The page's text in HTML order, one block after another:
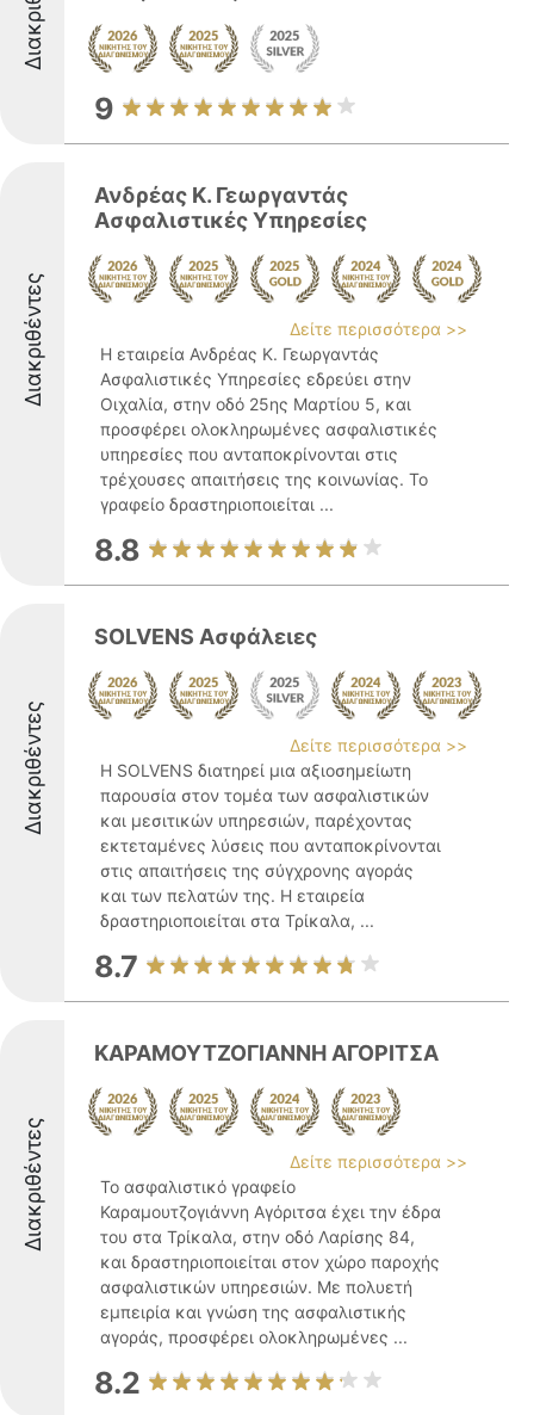
9
Διακριθέντες
Ανδρέας Κ. Γεωργαντάς
Ασφαλιστικές Υπηρεσίες
Δείτε περισσότερα >>
Η εταιρεία Ανδρέας Κ. Γεωργαντάς
Ασφαλιστικές Υπηρεσίες εδρεύει στην
Οιχαλία, στην οδό 25ης Μαρτίου 5, και
προσφέρει ολοκληρωμένες ασφαλιστικές
υπηρεσίες που ανταποκρίνονται στις
τρέχουσες απαιτήσεις της κοινωνίας. Το
γραφείο δραστηριοποιείται ...
8.8
Διακριθέντες
SOLVENS Ασφάλειες
Δείτε περισσότερα >>
Η SOLVENS διατηρεί μια αξιοσημείωτη
παρουσία στον τομέα των ασφαλιστικών
και μεσιτικών υπηρεσιών, παρέχοντας
εκτεταμένες λύσεις που ανταποκρίνονται
στις απαιτήσεις της σύγχρονης αγοράς
και των πελατών της. Η εταιρεία
δραστηριοποιείται στα Τρίκαλα, ...
8.7
Διακριθέντες
ΚΑΡΑΜΟΥΤΖΟΓΙΑΝΝΗ ΑΓΟΡΙΤΣΑ
Δείτε περισσότερα >>
Το ασφαλιστικό γραφείο
Καραμουτζογιάννη Αγόριτσα έχει την έδρα
του στα Τρίκαλα, στην οδό Λαρίσης 84,
και δραστηριοποιείται στον χώρο παροχής
ασφαλιστικών υπηρεσιών. Με πολυετή
εμπειρία και γνώση της ασφαλιστικής
αγοράς, προσφέρει ολοκληρωμένες ...
8.2